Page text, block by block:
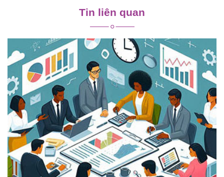
viết
Tin liên quan